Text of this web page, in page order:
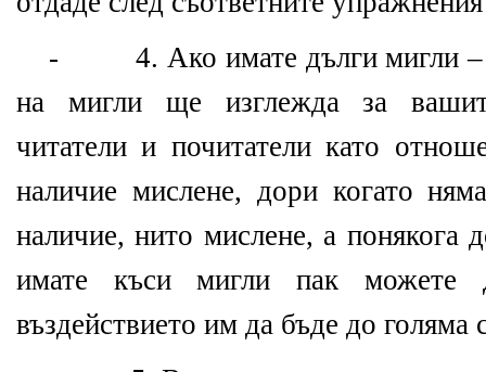
- 4. Ако имате дълги мигли –
на мигли ще изглежда за
читатели и почитатели като
наличие мислене, дори когато
наличие, нито мислене, а понякога
имате къси мигли пак можете
въздействието им да бъде до голяма